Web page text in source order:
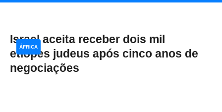
Israel aceita receber dois mil
etíopes judeus após cinco anos de
negociações
ÁFRICA